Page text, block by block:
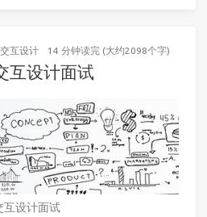
交互设计 14 分钟读完 (大约2098个字)
互设计面试
互设计面试